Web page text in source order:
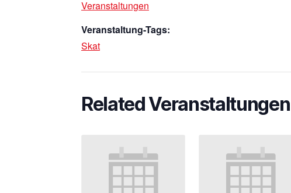
Veranstaltungen
Veranstaltung-Tags:
Skat
Related Veranstaltungen